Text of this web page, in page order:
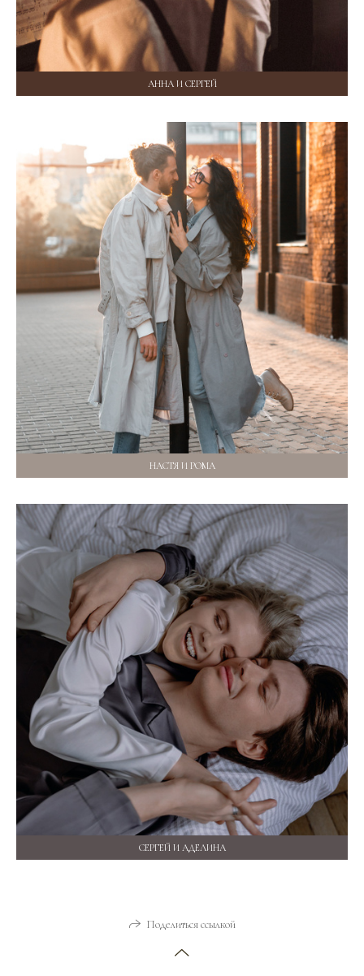
АННА И СЕРГЕЙ
НАСТЯ И РОМА
СЕРГЕЙ И АДЕЛИНА
Поделиться ссылкой